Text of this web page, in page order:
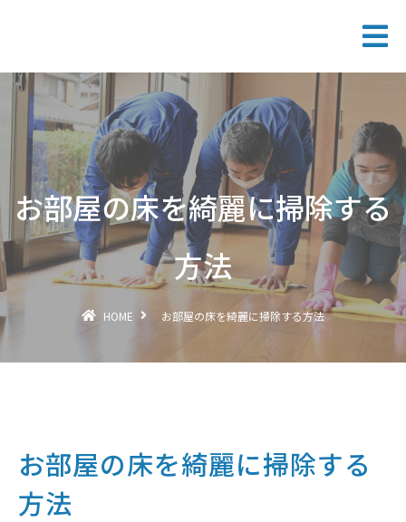
お部屋の床を綺麗に掃除する
方法
HOME お部屋の床を綺麗に掃除する方法
お部屋の床を綺麗に掃除する
方法